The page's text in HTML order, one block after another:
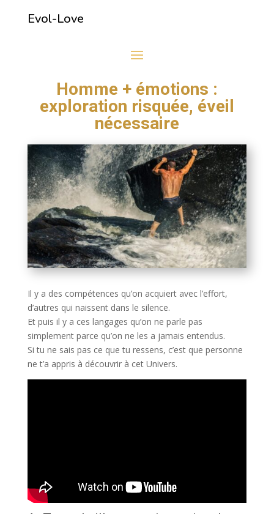
Evol-Love
Homme + émotions :
exploration risquée, éveil
nécessaire
Il y a des compétences qu’on acquiert avec l’effort,
d’autres qui naissent dans le silence.
Et puis il y a ces langages qu’on ne parle pas
simplement parce qu’on ne les a jamais entendus.
Si tu ne sais pas ce que tu ressens, c’est que personne
ne t’a appris à découvrir à cet Univers.